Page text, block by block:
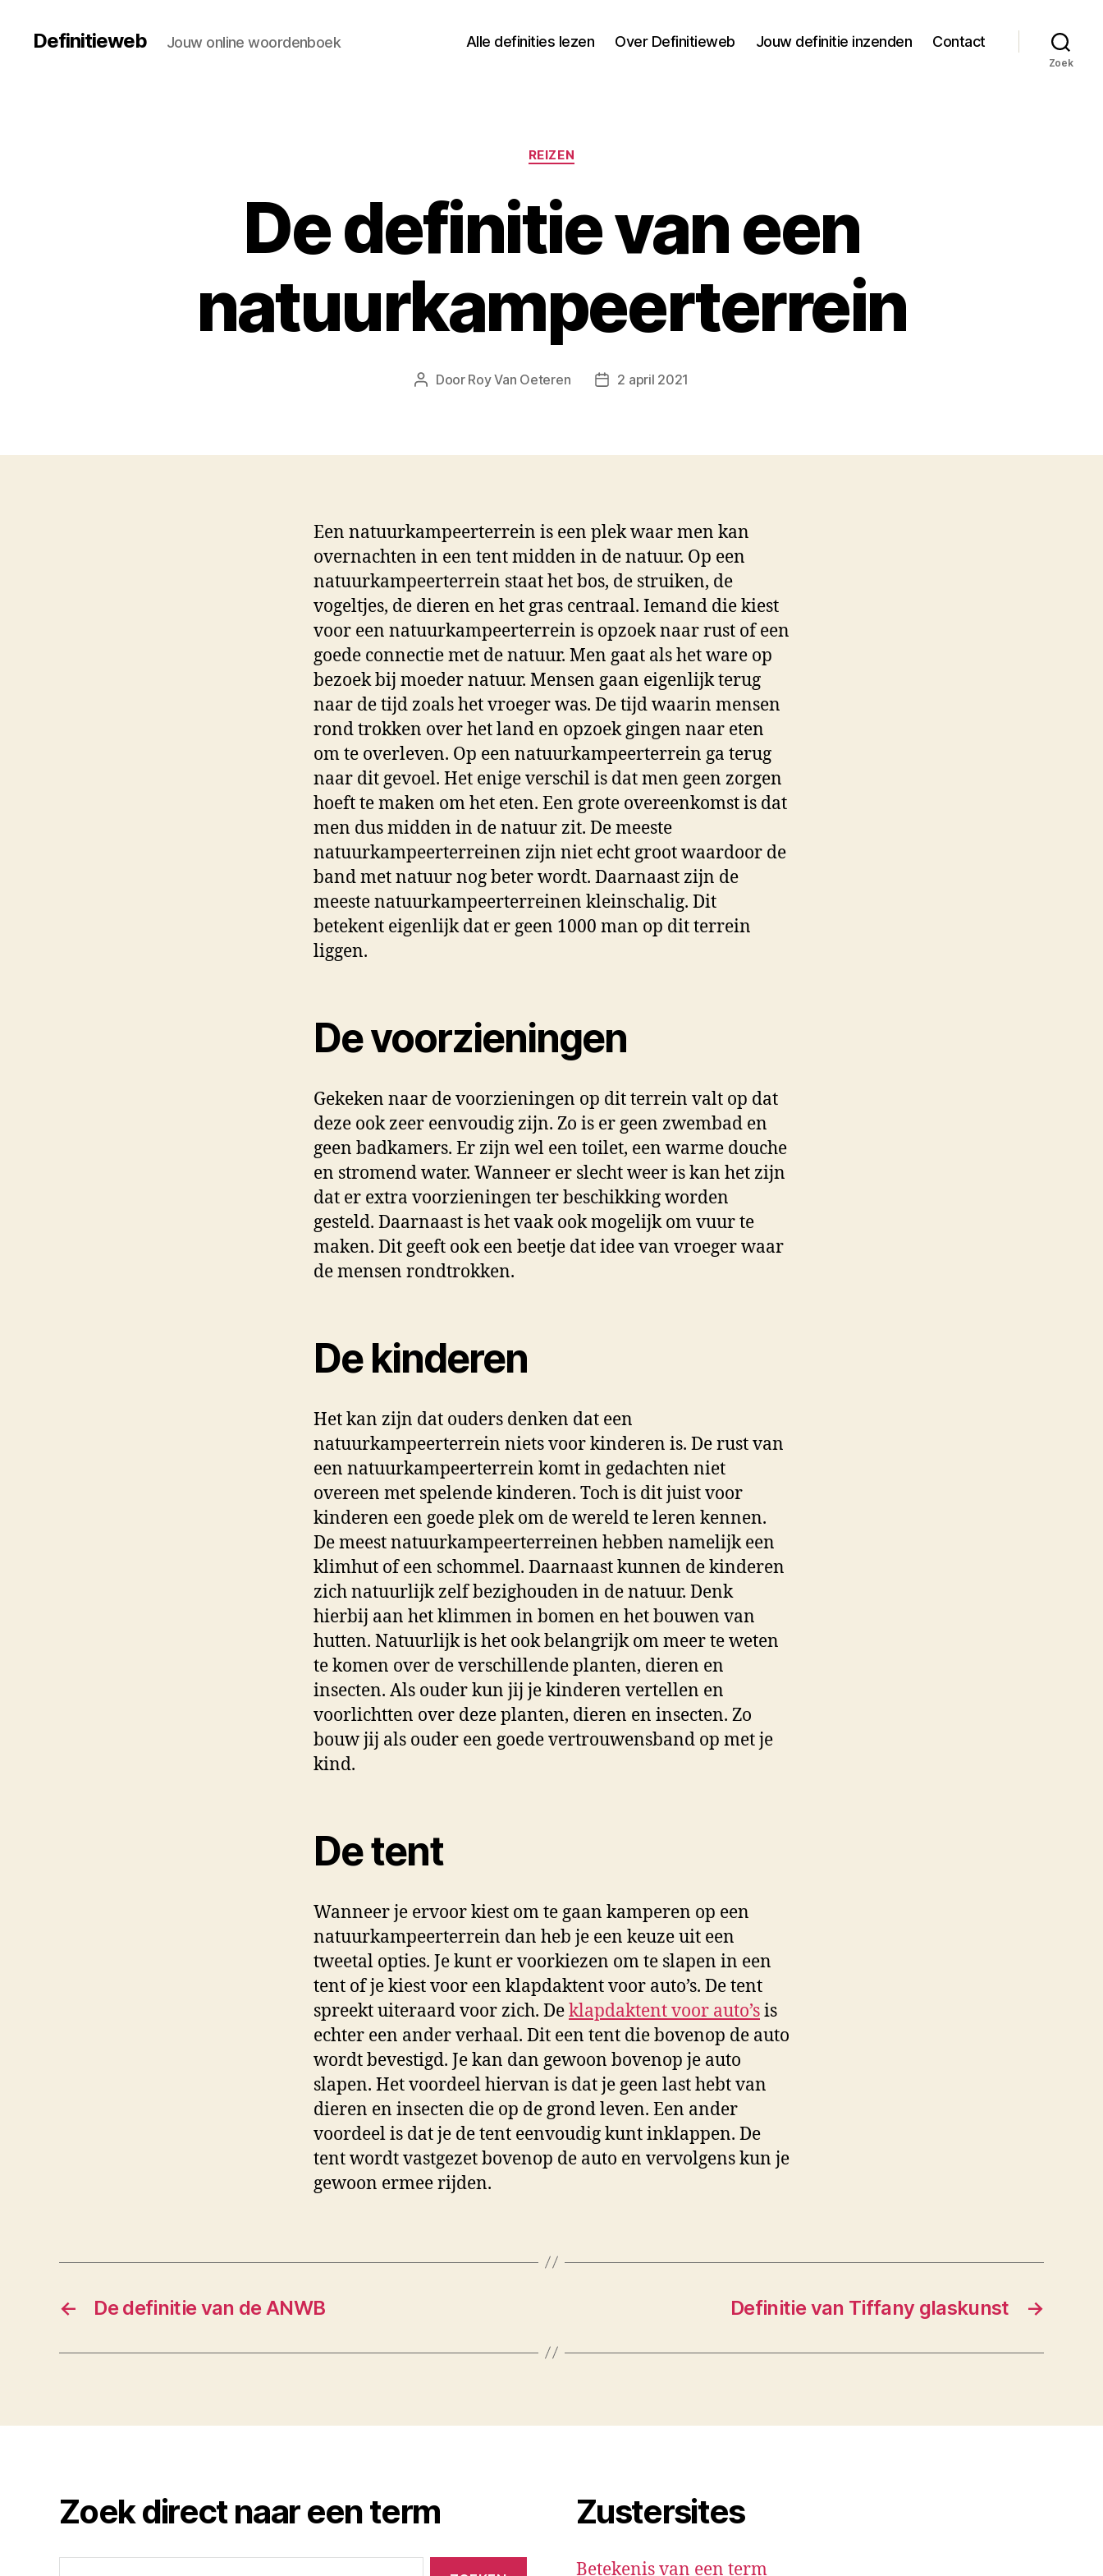
Definitieweb Jouw online woordenboek Alle definities lezen Over Definitieweb Jouw definitie inzenden Contact
Zoek
Categorieën
REIZEN
De definitie van een
natuurkampeerterrein
Berichtauteur
Door Roy Van Oeteren Berichtdatum
2 april 2021
Een natuurkampeerterrein is een plek waar men kan
overnachten in een tent midden in de natuur. Op een
natuurkampeerterrein staat het bos, de struiken, de
vogeltjes, de dieren en het gras centraal. Iemand die kiest
voor een natuurkampeerterrein is opzoek naar rust of een
goede connectie met de natuur. Men gaat als het ware op
bezoek bij moeder natuur. Mensen gaan eigenlijk terug
naar de tijd zoals het vroeger was. De tijd waarin mensen
rond trokken over het land en opzoek gingen naar eten
om te overleven. Op een natuurkampeerterrein ga terug
naar dit gevoel. Het enige verschil is dat men geen zorgen
hoeft te maken om het eten. Een grote overeenkomst is dat
men dus midden in de natuur zit. De meeste
natuurkampeerterreinen zijn niet echt groot waardoor de
band met natuur nog beter wordt. Daarnaast zijn de
meeste natuurkampeerterreinen kleinschalig. Dit
betekent eigenlijk dat er geen 1000 man op dit terrein
liggen.
De voorzieningen
Gekeken naar de voorzieningen op dit terrein valt op dat
deze ook zeer eenvoudig zijn. Zo is er geen zwembad en
geen badkamers. Er zijn wel een toilet, een warme douche
en stromend water. Wanneer er slecht weer is kan het zijn
dat er extra voorzieningen ter beschikking worden
gesteld. Daarnaast is het vaak ook mogelijk om vuur te
maken. Dit geeft ook een beetje dat idee van vroeger waar
de mensen rondtrokken.
De kinderen
Het kan zijn dat ouders denken dat een
natuurkampeerterrein niets voor kinderen is. De rust van
een natuurkampeerterrein komt in gedachten niet
overeen met spelende kinderen. Toch is dit juist voor
kinderen een goede plek om de wereld te leren kennen.
De meest natuurkampeerterreinen hebben namelijk een
klimhut of een schommel. Daarnaast kunnen de kinderen
zich natuurlijk zelf bezighouden in de natuur. Denk
hierbij aan het klimmen in bomen en het bouwen van
hutten. Natuurlijk is het ook belangrijk om meer te weten
te komen over de verschillende planten, dieren en
insecten. Als ouder kun jij je kinderen vertellen en
voorlichtten over deze planten, dieren en insecten. Zo
bouw jij als ouder een goede vertrouwensband op met je
kind.
De tent
Wanneer je ervoor kiest om te gaan kamperen op een
natuurkampeerterrein dan heb je een keuze uit een
tweetal opties. Je kunt er voorkiezen om te slapen in een
tent of je kiest voor een klapdaktent voor auto’s. De tent
spreekt uiteraard voor zich. Deklapdaktent voor auto’sis
echter een ander verhaal. Dit een tent die bovenop de auto
wordt bevestigd. Je kan dan gewoon bovenop je auto
slapen. Het voordeel hiervan is dat je geen last hebt van
dieren en insecten die op de grond leven. Een ander
voordeel is dat je de tent eenvoudig kunt inklappen. De
tent wordt vastgezet bovenop de auto en vervolgens kun je
gewoon ermee rijden.
← De definitie van de ANWB →
Definitie van Tiffany glaskunst
Zoek direct naar een term Zustersites
Betekenis van een term